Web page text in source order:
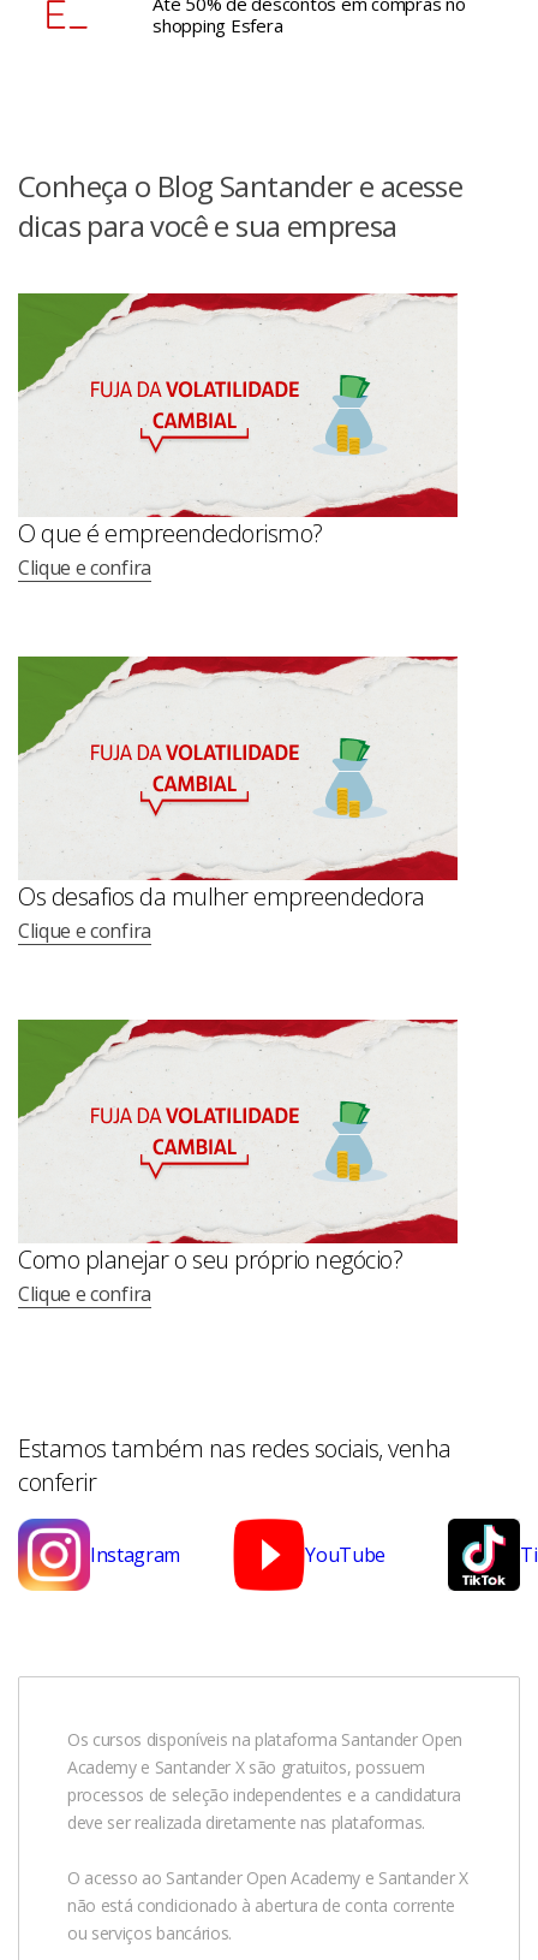
shopping Esfera
Conheça o Blog Santander e acesse
dicas para você e sua empresa
O que é empreendedorismo?
Clique e confira
Os desafios da mulher empreendedora
Clique e confira
Como planejar o seu próprio negócio?
Clique e confira
Estamos também nas redes sociais, venha
conferir
Instagram YouTube
Os cursos disponíveis na plataforma Santander Open
Academy e Santander X são gratuitos, possuem
processos de seleção independentes e a candidatura
deve ser realizada diretamente nas plataformas.
O acesso ao Santander Open Academy e Santander X
não está condicionado à abertura de conta corrente
ou serviços bancários.